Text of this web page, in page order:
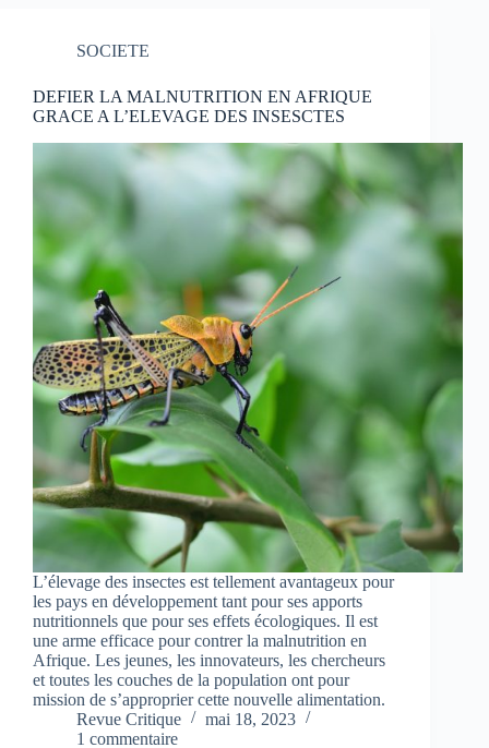
SOCIETE
DEFIER LA MALNUTRITION EN AFRIQUE
GRACE A L’ELEVAGE DES INSESCTES
L’élevage des insectes est tellement avantageux pour
les pays en développement tant pour ses apports
nutritionnels que pour ses effets écologiques. Il est
une arme efficace pour contrer la malnutrition en
Afrique. Les jeunes, les innovateurs, les chercheurs
et toutes les couches de la population ont pour
mission de s’approprier cette nouvelle alimentation.
Revue Critique
mai 18, 2023
1 commentaire